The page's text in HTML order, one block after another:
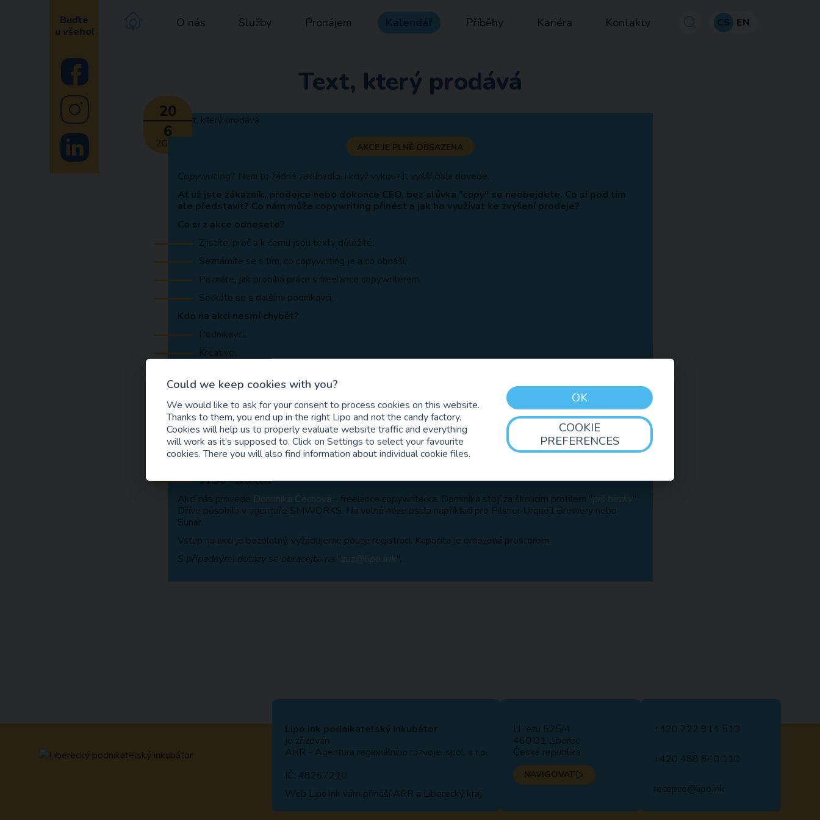
Buďte
u všeho!
O nás Služby Pronájem Příběhy Kariéra Kontakty CS EN
Text, který prodává
20
6
2023 AKCE JE PLNĚ OBSAZENA
Copywriting? Není to žádné zaklínadlo, i když vykouzlit vyšší čísla dovede.
Ať už jste zákazník, prodejce nebo dokonce CEO, bez slůvka "copy" se neobejdete. Co si pod tím
ale představit? Co nám může copywriting přinést a jak ho využívat ke zvýšení prodeje?
Co si z akce odnesete?
Zjistíte, proč a k čemu jsou texty důležité.
Seznámíte se s tím, co copywriting je a co obnáší.
Poznáte, jak probíhá práce s freelance copywriterem.
Setkáte se s dalšími podnikavci.
Kdo na akci nesmí chybět?
Podnikavci.
Kreativci.
Ti, které nebaví psát, ale tuší, že potřebují prodejné texty.
Kdy: v úterý 20.6. 2023 v Lipo.ink Meeting Pointu
8:45– otevření dveří
9:00 – začátek
– networking
11:30- ukončení
Akcí nás provede Dominika Čechová - freelance copywriterka. Dominika stojí za školicím profilem "piš hezky".
Dříve působila v agentuře SMWORKS. Na volné noze psala například pro Pilsner Urquell Brewery nebo
Sunar.
Vstup na akci je bezplatný, vyžadujeme pouze registraci. Kapacita je omezená prostorem.
S případnými dotazy se obracejte na "zuz@lipo.ink".
Lipo.ink podnikatelský inkubátor
je zřizován
ARR - Agentura regionálního rozvoje, spol. s r.o.
IČ: 48267210
Web Lipo.ink vám přináší ARR a Liberecký kraj.
U Jezu 525/4
460 01 Liberec
Česká republika
NAVIGOVAT
+420 722 914 510
+420 488 840 110
recepce@lipo.ink
Could we keep cookies with you?
We would like to ask for your consent to process cookies on this website.
Thanks to them, you end up in the right Lipo and not the candy factory.
Cookies will help us to properly evaluate website traffic and everything
will work as it’s supposed to. Click on Settings to select your favourite
cookies. There you will also find information about individual cookie files.
OK
COOKIE
PREFERENCES